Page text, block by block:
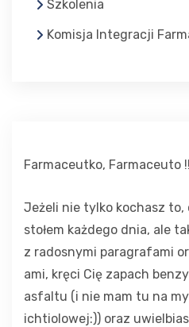
Szkolenia
Komisja Integracji
Farmaceutko, Farmaceuto
Jeżeli nie tylko kochasz to,
stołem każdego dnia, ale
z radosnymi paragrafami
ami, kręci Cię zapach
asfaltu (i nie mam tu na
ichtiolowej:)) oraz